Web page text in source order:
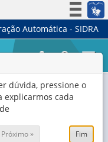
Simplifique!
Legislação
Canais
Automática - SIDRA
e
por
(Vide Notas )
dúvida, pressione o
explicarmos cada
Próximo » Fim